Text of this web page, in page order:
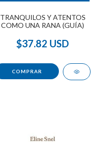
TRANQUILOS Y ATENTOS
COMO UNA RANA (GUÍA)
$37.82 USD